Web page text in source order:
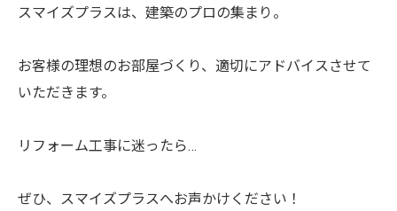
スマイズプラスは、建築のプロの集まり。
お客様の理想のお部屋づくり、適切にアドバイスさせて
いただきます。
リフォーム工事に迷ったら…
ぜひ、スマイズプラスへお声かけください！